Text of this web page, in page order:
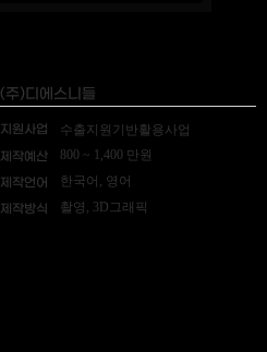
(주)디에스니들
지원사업 수출지원기반활용사업
제작예산 800 ~ 1,400 만원
제작언어 한국어, 영어
제작방식 촬영, 3D그래픽